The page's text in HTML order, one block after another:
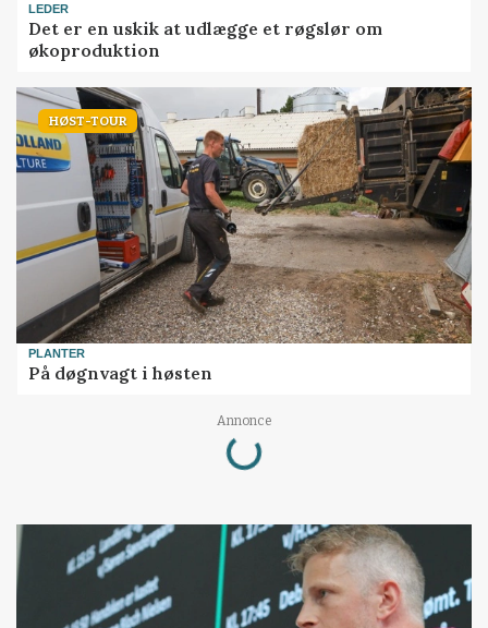
LEDER
Det er en uskik at udlægge et røgslør om
økoproduktion
HØST-TOUR
PLANTER
På døgnvagt i høsten
Annonce
Loading...